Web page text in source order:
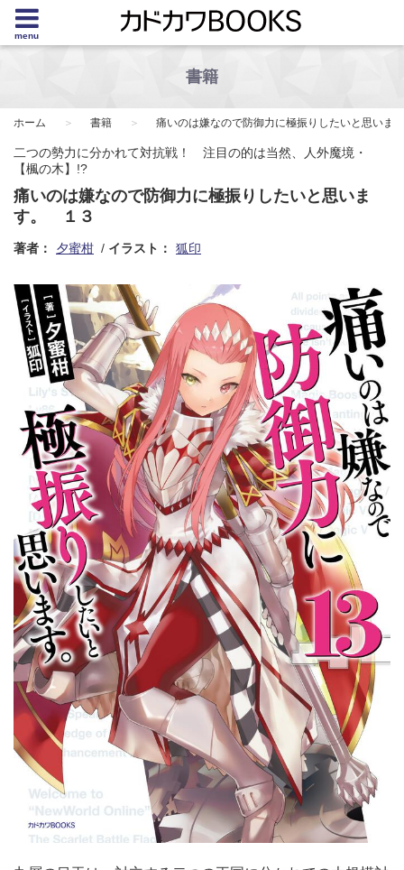
menu
書籍
ホーム 書籍 痛いのは嫌なので防御力に極振りしたいと思いま
二つの勢力に分かれて対抗戦！ 注目の的は当然、人外魔境・
【楓の木】!?
痛いのは嫌なので防御力に極振りしたいと思いま
す。 １３
著者： 夕蜜柑 イラスト： 狐印